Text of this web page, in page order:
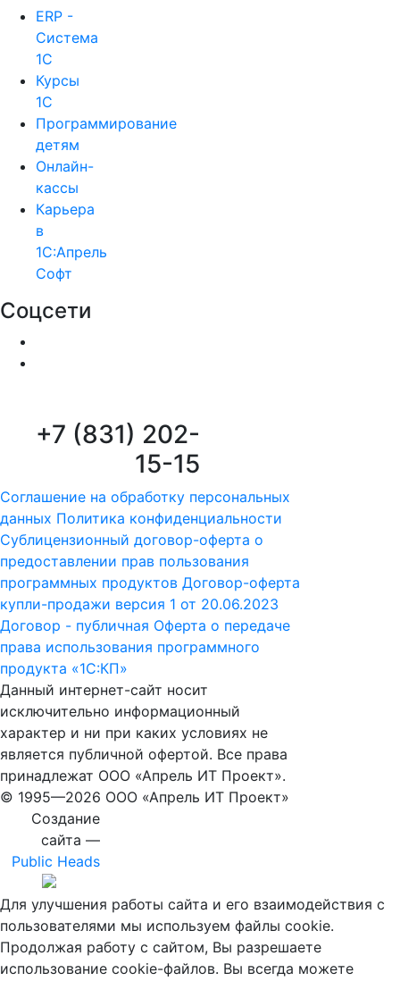
ERP -
Система
1С
Курсы
1С
Программирование
детям
Онлайн-
кассы
Карьера
в
1С:Апрель
Софт
Соцсети
+7 (831) 202-
15-15
Соглашение на обработку персональных
данных Политика конфиденциальности
Сублицензионный договор-оферта о
предоставлении прав пользования
программных продуктов Договор-оферта
купли-продажи версия 1 от 20.06.2023
Договор - публичная Оферта о передаче
права использования программного
продукта «1С:КП»
Данный интернет-сайт носит
исключительно информационный
характер и ни при каких условиях не
является публичной офертой. Все права
принадлежат ООО «Апрель ИТ Проект».
© 1995—2026 ООО «Апрель ИТ Проект»
Создание
сайта —
Public Heads
Для улучшения работы сайта и его взаимодействия с
пользователями мы используем файлы cookie.
Продолжая работу с сайтом, Вы разрешаете
использование cookie-файлов. Вы всегда можете